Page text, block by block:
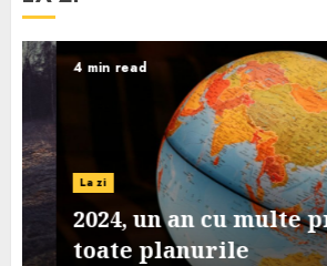
4 min read
La zi
2024, un an cu multe
toate planurile